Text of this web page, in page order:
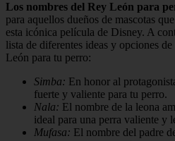
Los nombres del Rey León para
para aquellos dueños de mascotas
esta icónica película de Disney. A
lista de diferentes ideas y opciones
León para tu perro:
Simba: En honor al
fuerte y valiente para tu perro.
Nala: El nombre de la leona
ideal para una perra valiente y
Mufasa: El nombre del padre